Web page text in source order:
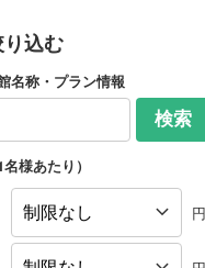
込む
名称・プラン情報
検索
様あたり）
円